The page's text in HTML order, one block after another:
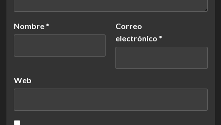
Nombre *
Correo
electrónico *
Web